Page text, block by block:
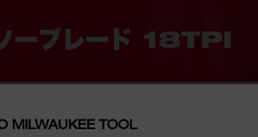
ーブレード 18TPI
MILWAUKEE TOOL